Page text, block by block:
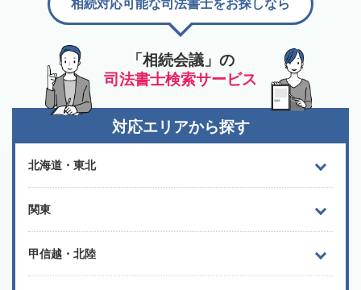
「相続会議」の
司法書士検索サービス
相続対応可能な司法書士をお探しなら
対応エリアから探す
北海道・東北
関東
甲信越・北陸